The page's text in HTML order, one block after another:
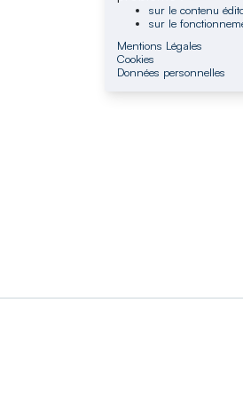
sur le contenu
sur le
Mentions Légales
Cookies
Données personnelles